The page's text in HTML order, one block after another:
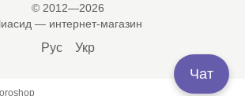
© 2012—2026
— интернет-магазин
Рус Укр
Чат